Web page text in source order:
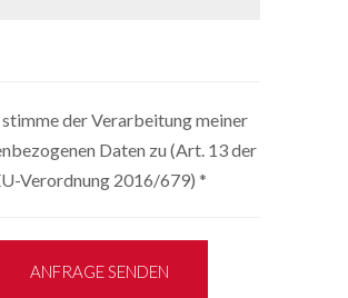
stimme der Verarbeitung meiner
Daten zu (Art. 13 der
Verordnung 2016/679) *
ANFRAGE SENDEN